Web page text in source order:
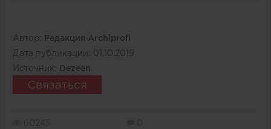
Автор:
Редакция Archiprofi
Дата публикации: 01.10.2019
Источник:
Dezeen
Связаться